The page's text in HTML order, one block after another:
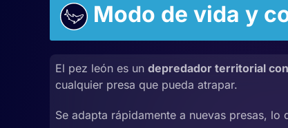
Modo de vida y
El pez león es un depredador territorial
cualquier presa que pueda atrapar.
Se adapta rápidamente a nuevas presas,